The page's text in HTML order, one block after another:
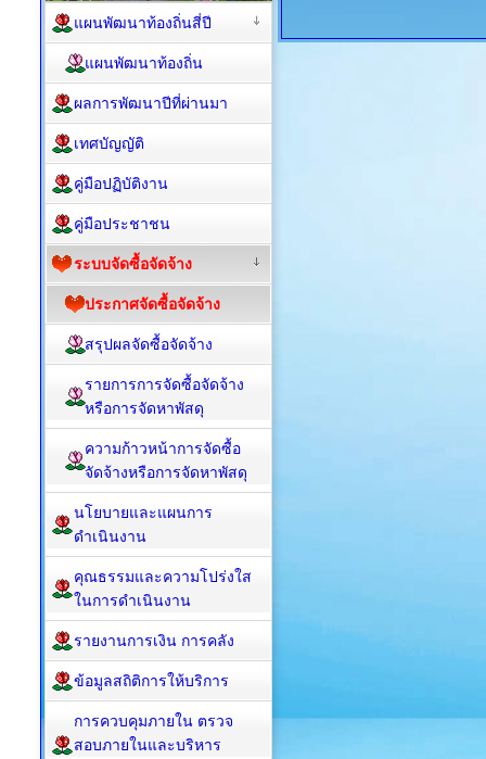
แผนพัฒนาท้องถิ่นสี่ปี
แผนพัฒนาท้องถิ่น
ผลการพัฒนาปีที่ผ่านมา
เทศบัญญัติ
คู่มือปฏิบัติงาน
คู่มือประชาชน
ระบบจัดซื้อจัดจ้าง
ประกาศจัดซื้อจัดจ้าง
สรุปผลจัดซื้อจัดจ้าง
รายการการจัดซื้อจัดจ้าง
หรือการจัดหาพัสดุ
ความก้าวหน้าการจัดซื้อ
จัดจ้างหรือการจัดหาพัสดุ
นโยบายและแผนการ
ดำเนินงาน
คุณธรรมและความโปร่งใส
ในการดำเนินงาน
รายงานการเงิน การคลัง
ข้อมูลสถิติการให้บริการ
การควบคุมภายใน ตรวจ
สอบภายในและบริหาร